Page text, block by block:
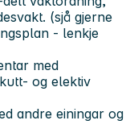
(sjå gjerne
- lenkje
med
og elektiv
andre einingar og